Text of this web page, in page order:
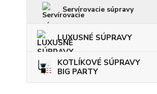
Servírovacie súpravy
LUXUSNÉ SÚPRAVY
KOTLÍKOVÉ SÚPRAVY
BIG PARTY